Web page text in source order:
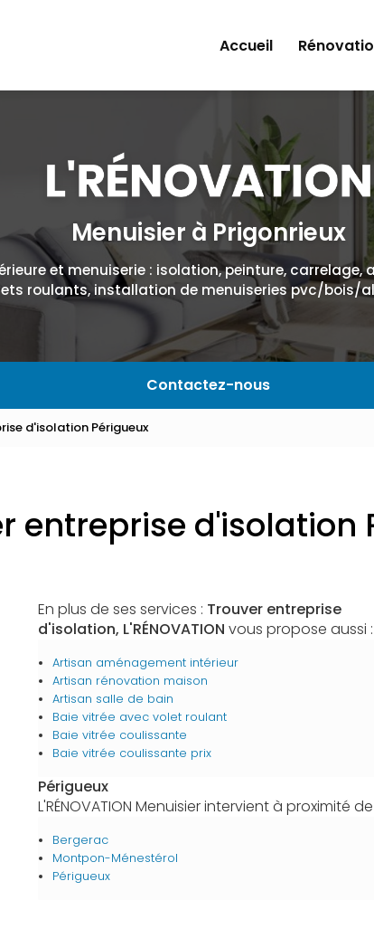
Accueil
Plâtrerie
Carrelage
Menuisier à Prigonrieux
et menuiserie : isolation, peinture, carrelage,
roulants, installation de menuiseries pvc/bois/
Contactez-nous
d'isolation Périgueux
entreprise d'isolation
En plus de ses services : Trouver entreprise
d'isolation, L'RÉNOVATION vous propose aussi :
Artisan aménagement intérieur
Artisan rénovation maison
Artisan salle de bain
Baie vitrée avec volet roulant
Baie vitrée coulissante
Baie vitrée coulissante prix
Périgueux
L'RÉNOVATION Menuisier intervient à proximité de
Bergerac
Montpon-Ménestérol
Périgueux